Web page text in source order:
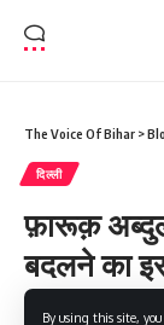
By using this site,
The Voice Of Bihar >
दिल्ली
फ़ारूक़
बदलने का